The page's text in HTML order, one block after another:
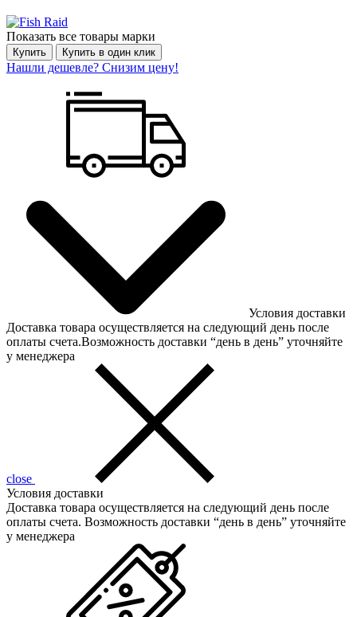
Показать все товары марки
Купить Купить в один клик
Нашли дешевле? Снизим цену!
Условия доставки
Доставка товара осуществляется на следующий день после
оплаты счета.Возможность доставки “день в день” уточняйте
у менеджера
close
Условия доставки
Доставка товара осуществляется на следующий день после
оплаты счета. Возможность доставки “день в день” уточняйте
у менеджера